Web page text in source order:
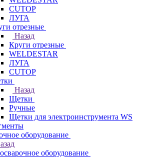
CUTOP
ЛУГА
отрезные
Назад
Круги отрезные
WELDESTAR
ЛУГА
CUTOP
Назад
Щетки
Ручные
Щетки для электроинструмента WS
оборудование
оборудование